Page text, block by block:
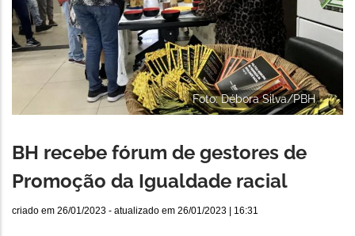
Foto: Débora Silva/PBH
BH recebe fórum de gestores de
Promoção da Igualdade racial
criado em 26/01/2023 - atualizado em 26/01/2023 | 16:31